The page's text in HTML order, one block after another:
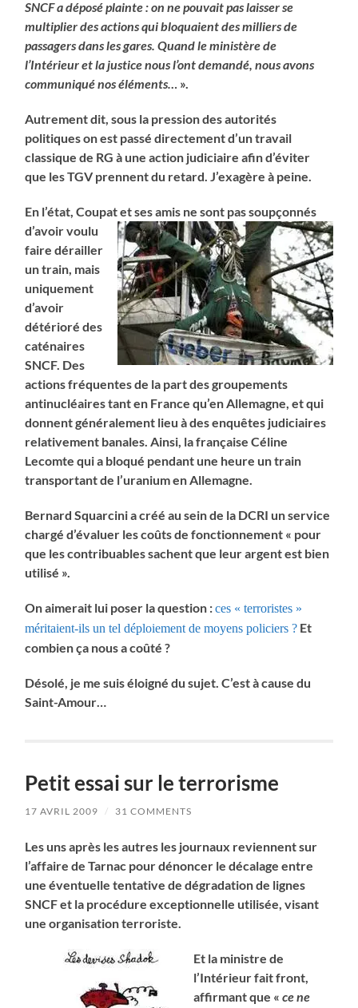
SNCF a déposé plainte : on ne pouvait pas laisser se
multiplier des actions qui bloquaient des milliers de
passagers dans les gares. Quand le ministère de
l’Intérieur et la justice nous l’ont demandé, nous avons
communiqué nos éléments… ».
Autrement dit, sous la pression des autorités
politiques on est passé directement d’un travail
classique de RG à une action judiciaire afin d’éviter
que les TGV prennent du retard. J’exagère à peine.
En l’état, Coupat et sesamis ne sont pas soupçonnés
d’avoir voulu
faire dérailler
un train, mais
uniquement
d’avoir
détérioré des
caténaires
SNCF. Des
actions fréquentes de la part des groupements
antinucléaires tant en France qu’en Allemagne, et qui
donnent généralement lieu à des enquêtes judiciaires
relativement banales. Ainsi, la française Céline
Lecomte qui a bloqué pendant une heure un train
transportant de l’uranium en Allemagne.
Bernard Squarcini a créé au sein de la DCRI un service
chargé d’évaluer les coûts de fonctionnement « pour
que les contribuables sachent que leur argent est bien
utilisé ».
On aimerait lui poser la question :ces « terroristes »
méritaient-ils un tel déploiement de moyens policiers ? Et
combien ça nous a coûté ?
Désolé, je me suis éloigné du sujet. C’est à cause du
Saint-Amour…
Petit essai sur le terrorisme
17 AVRIL 2009 / 31 COMMENTS
Les uns après les autres les journaux reviennent sur
l’affaire de Tarnac pour dénoncer le décalage entre
une éventuelle tentative de dégradation de lignes
SNCF et la procédure exceptionnelle utilisée, visant
une organisation terroriste.
Et la ministre de
l’Intérieur fait front,
affirmant que «ce ne